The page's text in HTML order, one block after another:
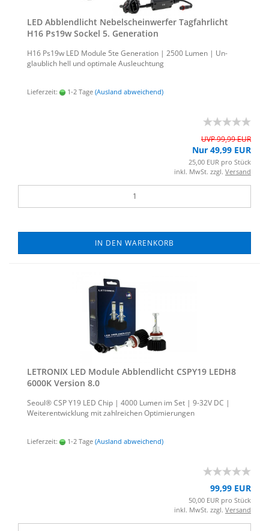
LED Ab­blend­licht Ne­bel­schein­wer­fer Tag­fahr­licht
H16 Ps19w So­ckel 5. Ge­nera­ti­on
H16 Ps19w LED Mo­du­le 5te Ge­nera­ti­on | 2500 Lumen | Un­
glaub­lich hell und op­ti­ma­le Aus­leuch­tung
Lieferzeit: 1-2 Tage (Ausland abweichend)
UVP 99,99 EUR
Nur 49,99 EUR
25,00 EUR pro Stück
inkl. MwSt. zzgl. Versand
IN DEN WARENKORB
LE­TRO­NIX LED Mo­du­le Ab­blend­licht CSPY19 LEDH8
6000K Ver­si­on 8.0
Seoul® CSP Y19 LED Chip | 4000 Lumen im Set | 9-32V DC |
Wei­ter­ent­wick­lung mit zahl­rei­chen Op­ti­mie­run­gen
Lieferzeit: 1-2 Tage (Ausland abweichend)
99,99 EUR
50,00 EUR pro Stück
inkl. MwSt. zzgl. Versand